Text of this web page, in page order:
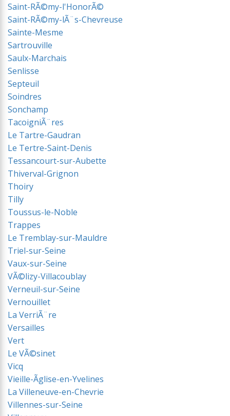
Saint-RÃ©my-l'HonorÃ©
Saint-RÃ©my-lÃ¨s-Chevreuse
Sainte-Mesme
Sartrouville
Saulx-Marchais
Senlisse
Septeuil
Soindres
Sonchamp
TacoigniÃ¨res
Le Tartre-Gaudran
Le Tertre-Saint-Denis
Tessancourt-sur-Aubette
Thiverval-Grignon
Thoiry
Tilly
Toussus-le-Noble
Trappes
Le Tremblay-sur-Mauldre
Triel-sur-Seine
Vaux-sur-Seine
VÃ©lizy-Villacoublay
Verneuil-sur-Seine
Vernouillet
La VerriÃ¨re
Versailles
Vert
Le VÃ©sinet
Vicq
Vieille-Ãglise-en-Yvelines
La Villeneuve-en-Chevrie
Villennes-sur-Seine